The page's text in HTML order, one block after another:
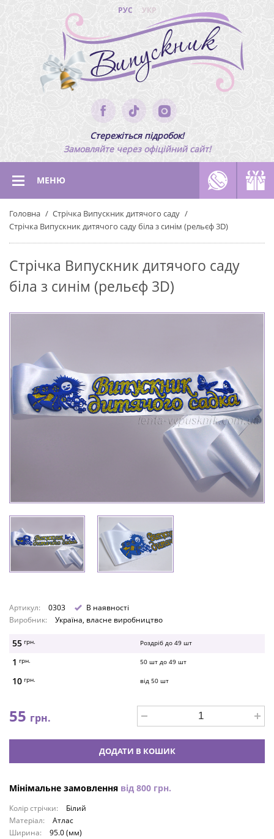
РУС УКР
Стережіться підробок!
Замовляйте через офіційний сайт!
МЕНЮ
Головна
Стрічка Випускник дитячого саду
Стрічка Випускник дитячого саду біла з синім (рельєф 3D)
Стрічка Випускник дитячого саду
біла з синім (рельєф 3D)
Артикул: 0303
В наявності
Виробник:
Україна, власне виробництво
55 грн. Роздріб до 49 шт
1 грн. 50 шт до 49 шт
10 грн. від 50 шт
55 грн.
ДОДАТИ В КОШИК
Мінімальне замовлення від 800 грн.
Колір стрічки:
Білий
Матеріал:
Атлас
Ширина:
95.0 (мм)